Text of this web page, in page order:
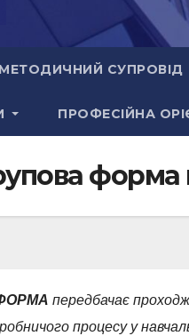
МЕТОДИЧНИЙ СУПРОВІД
ПРОФЕСІЙНА
форма
передбачає
процесу у